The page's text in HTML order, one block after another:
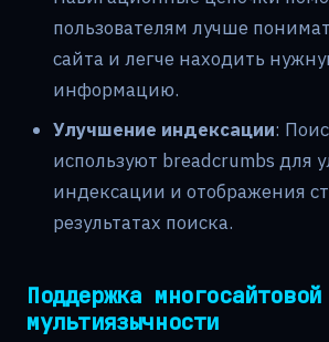
пользователям лучше
сайта и легче находить
информацию.
Улучшение индексации:
используют breadcrumbs для
индексации и отображения
результатах поиска.
Поддержка
мультиязычности